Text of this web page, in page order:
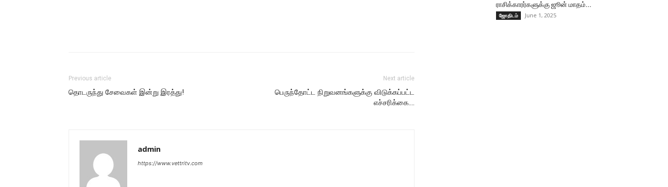
Previous article
தொடருந்து சேவைகள் இன்று இரத்து!
Next article
பெருந்தோட்ட நிறுவனங்களுக்கு விடுக்கப்பட்ட
எச்சரிக்கை….
admin
https://www.vettritv.com
ராசிக்காரர்களுக்கு ஜூன் மாதம்...
ஜோதிடம் June 1, 2025